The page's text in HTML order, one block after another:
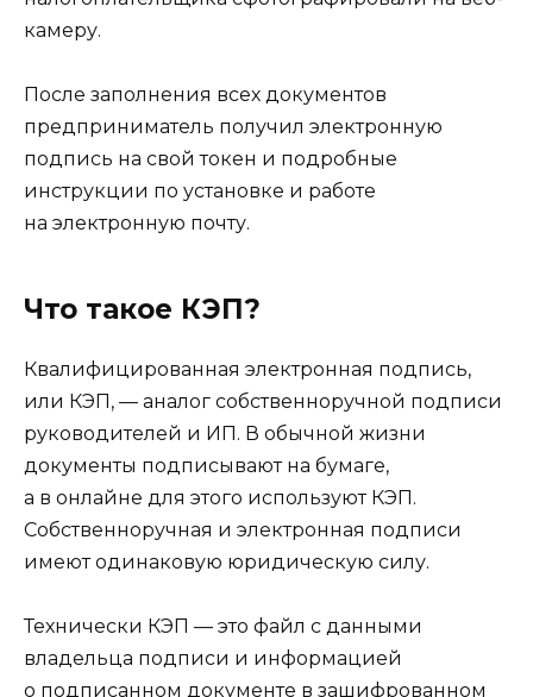
камеру.
После заполнения всех документов
предприниматель получил электронную
подпись на свой токен и подробные
инструкции по установке и работе
на электронную почту.
Что такое КЭП?
Квалифицированная электронная подпись,
или КЭП, — аналог собственноручной подписи
руководителей и ИП. В обычной жизни
документы подписывают на бумаге,
а в онлайне для этого используют КЭП.
Собственноручная и электронная подписи
имеют одинаковую юридическую силу.
Технически КЭП — это файл с данными
владельца подписи и информацией
о подписанном документе в зашифрованном